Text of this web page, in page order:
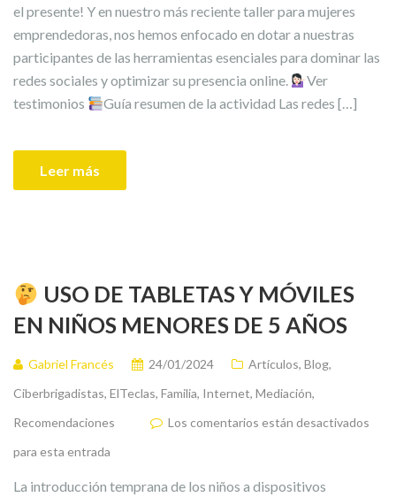
el presente! Y en nuestro más reciente taller para mujeres
emprendedoras, nos hemos enfocado en dotar a nuestras
participantes de las herramientas esenciales para dominar las
redes sociales y optimizar su presencia online.
Ver
testimonios
Guía resumen de la actividad Las redes […]
Leer más
USO DE TABLETAS Y MÓVILES
EN NIÑOS MENORES DE 5 AÑOS
Gabriel Francés 24/01/2024 Artículos, Blog,
Ciberbrigadistas, ElTeclas, Familia, Internet, Mediación,
Recomendaciones
Los comentarios están desactivados
para esta entrada
La introducción temprana de los niños a dispositivos